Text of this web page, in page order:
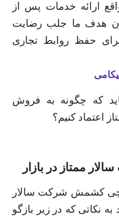
ارائه خدمات پس از
هدف ما جلب رضایت
حفظ روابط تجاری
که چگونه به فروش
اعتماد کنیم؟
ممتاز در بازار
کشمش شرکت سالار
به نکاتی که در زیر بازگو